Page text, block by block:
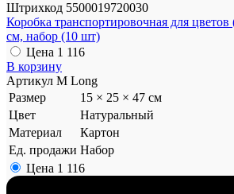
Штрихкод 5500019720030
Коробка транспортировочная для
см, набор (10 шт)
Цена 1 116
В корзину
Артикул М Long
Размер
15 × 25 × 47 см
Цвет
Натуральный
Материал
Картон
Ед. продажи Набор
Цена 1 116